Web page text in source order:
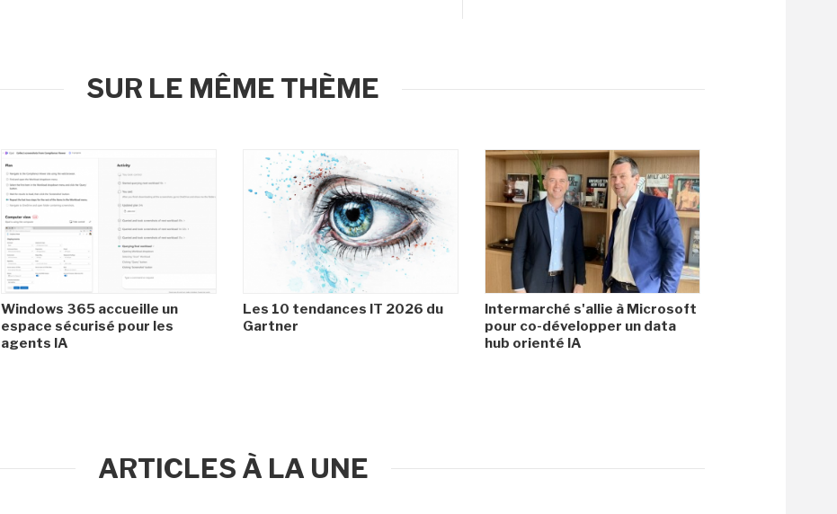
SUR LE MÊME THÈME
Windows 365 accueille un
espace sécurisé pour les
agents IA
Les 10 tendances IT 2026 du
Gartner
Intermarché s'allie à Microsoft
pour co-développer un data
hub orienté IA
ARTICLES À LA UNE